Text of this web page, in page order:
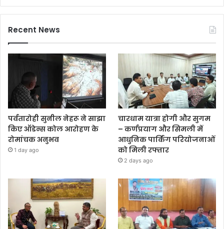
Recent News
पर्वतारोही सुनील नेहरू ने साझा
किए ऑडेन्स कोल आरोहण के
रोमांचक अनुभव
1 day ago
चारधाम यात्रा होगी और सुगम
– कर्णप्रयाग और सिमली में
आधुनिक पार्किंग परियोजनाओं
को मिली रफ्तार
2 days ago